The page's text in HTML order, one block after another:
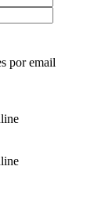
por email